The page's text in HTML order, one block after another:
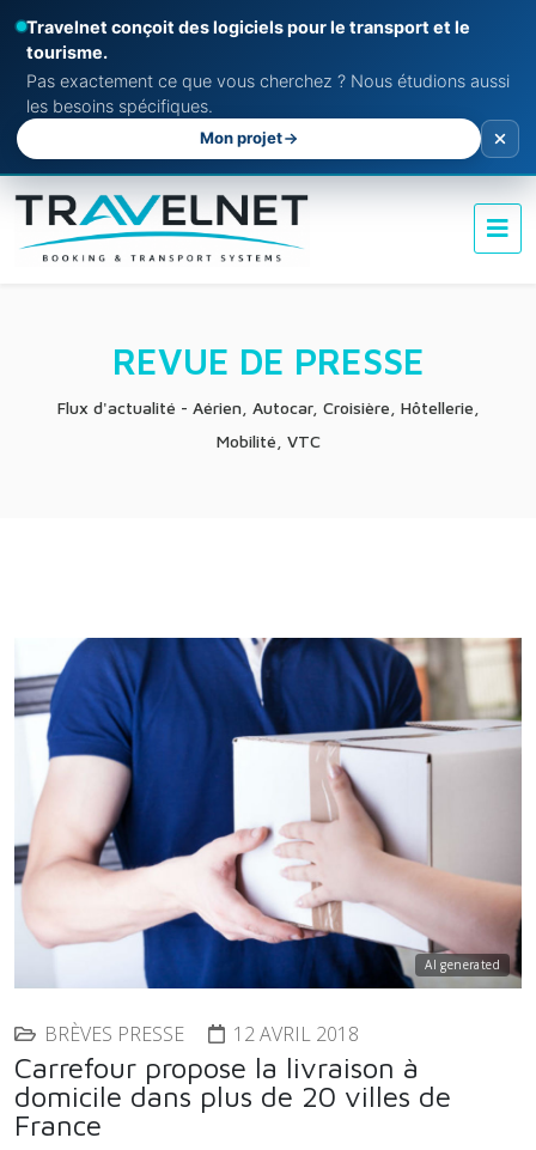
Travelnet conçoit des logiciels pour le transport et le
tourisme.
Pas exactement ce que vous cherchez ? Nous étudions aussi
les besoins spécifiques.
Mon projet
REVUE DE PRESSE
Flux d'actualité - Aérien, Autocar, Croisière, Hôtellerie,
Mobilité, VTC
AI generated
BRÈVES PRESSE 12 AVRIL 2018
Carrefour propose la livraison à
domicile dans plus de 20 villes de
France